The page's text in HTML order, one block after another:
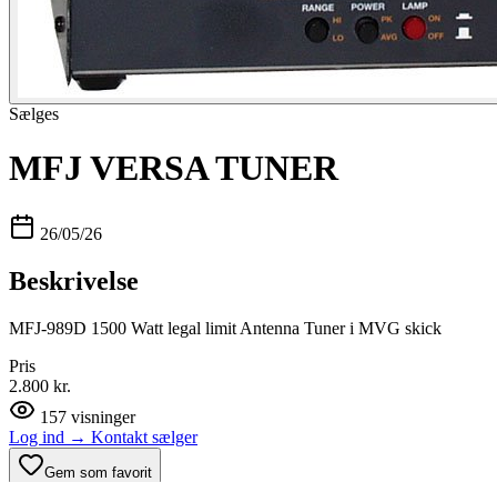
Sælges
MFJ VERSA TUNER
26/05/26
Beskrivelse
MFJ-989D 1500 Watt legal limit Antenna Tuner i MVG skick
Pris
2.800 kr.
157 visninger
Log ind → Kontakt sælger
Gem som favorit